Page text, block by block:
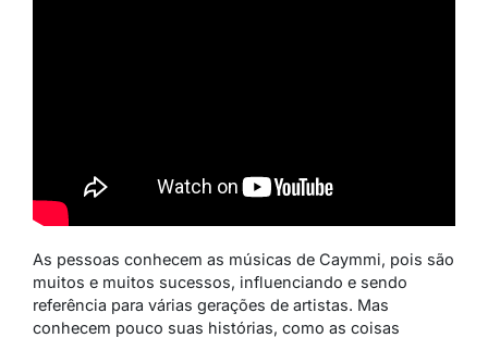
As pessoas conhecem as músicas de Caymmi, pois são
muitos e muitos sucessos, influenciando e sendo
referência para várias gerações de artistas. Mas
conhecem pouco suas histórias, como as coisas